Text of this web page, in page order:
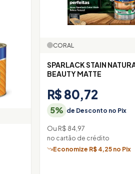
CORAL
SPARLACK STAIN
BEAUTY MATTE
R$ 80,72
5% de Desconto no Pix
Ou R$ 84,97
no cartão de crédito
Economize R$ 4,25 no Pix